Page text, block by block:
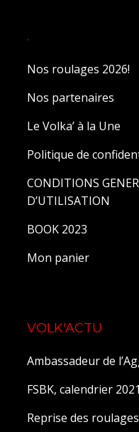
.
Nos roulages 2026!
Nos partenaires
Le Volka’ à la Une
Politique de
CONDITIONS
D’UTILISATION
BOOK 2023
Mon panier
VOLK'ACTU
Ambassadeur de
FSBK, calendrier
Reprise des